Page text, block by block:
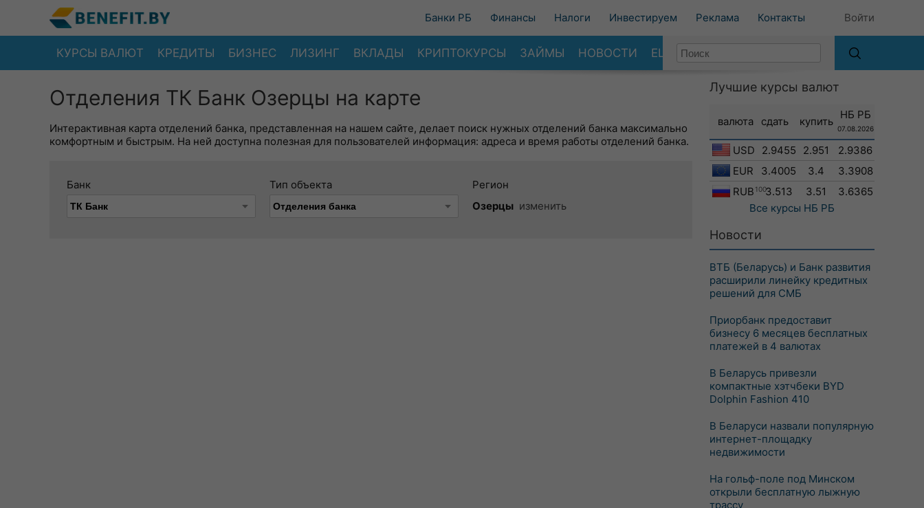
Банки РБ Финансы Налоги Инвестируем Реклама Контакты Войти
КУРСЫ ВАЛЮТ КРЕДИТЫ БИЗНЕС ЛИЗИНГ ВКЛАДЫ КРИПТОКУРСЫ ЗАЙМЫ НОВОСТИ ЕЩЕ
Отделения ТК Банк Озерцы на карте
Интерактивная карта отделений банка, представленная на нашем сайте, делает поиск нужных отделений банка максимально
комфортным и быстрым. На ней доступна полезная для пользователей информация: адреса и время работы отделений банка.
Банк Тип объекта
Регион
Озерцы изменить
Лучшие курсы валют
валюта сдать купить
НБ РБ
07.08.2026
USD 2.9455 2.951
2.9386
EUR
3.4005 3.4
3.3908
RUB 1003.513 3.51
3.6365
Все курсы НБ РБ
Новости
ВТБ (Беларусь) и Банк развития
расширили линейку кредитных
решений для СМБ
Приорбанк предоставит
бизнесу 6 месяцев бесплатных
платежей в 4 валютах
В Беларусь привезли
компактные хэтчбеки BYD
Dolphin Fashion 410
В Беларуси назвали популярную
интернет-площадку
недвижимости
На гольф-поле под Минском
открыли бесплатную лыжную
трассу